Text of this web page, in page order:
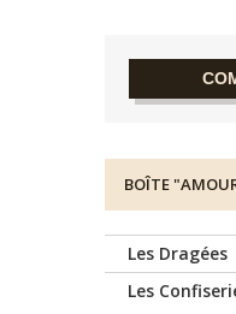
BOÎTE
Les Dragées
Les